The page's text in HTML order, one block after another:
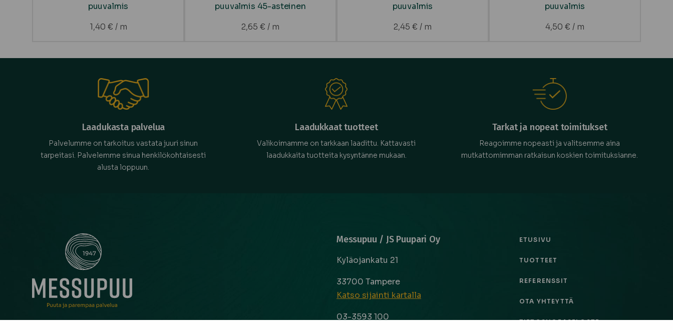
puuvalmis
1,40 € / m
puuvalmis 45-asteinen
2,65 € / m
puuvalmis
2,45 € / m
puuvalmis
4,50 € / m
Laadukasta palvelua
Palvelumme on tarkoitus vastata juuri sinun
tarpeitasi. Palvelemme sinua henkilökohtaisesti
alusta loppuun.
Laadukkaat tuotteet
Valikoimamme on tarkkaan laadittu. Kattavasti
laadukkaita tuotteita kysyntänne mukaan.
Tarkat ja nopeat toimitukset
Reagoimme nopeasti ja valitsemme aina
mutkattomimman ratkaisun koskien toimituksianne.
Messupuu / JS Puupari Oy
Kyläojankatu 21
33700 Tampere
Katso sijainti kartalla
03-3593 100
ETUSIVU
TUOTTEET
REFERENSSIT
OTA YHTEYTTÄ
TIETOSUOJASELOSTE